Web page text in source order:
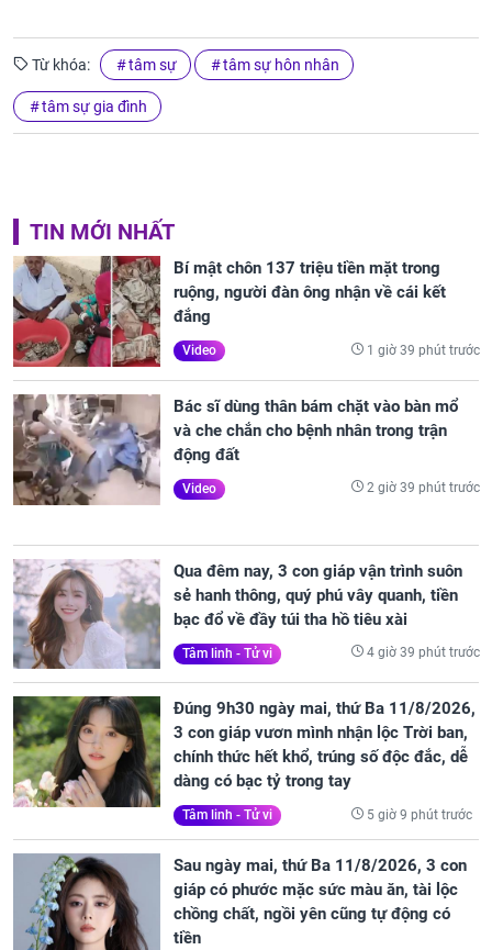
Từ khóa: tâm sự tâm sự hôn nhân
tâm sự gia đình
TIN MỚI NHẤT
Bí mật chôn 137 triệu tiền mặt trong
ruộng, người đàn ông nhận về cái kết
đắng
Video 1 giờ 39 phút trước
Bác sĩ dùng thân bám chặt vào bàn mổ
và che chắn cho bệnh nhân trong trận
động đất
Video 2 giờ 39 phút trước
Qua đêm nay, 3 con giáp vận trình suôn
sẻ hanh thông, quý phú vây quanh, tiền
bạc đổ về đầy túi tha hồ tiêu xài
Tâm linh - Tử vi 4 giờ 39 phút trước
Đúng 9h30 ngày mai, thứ Ba 11/8/2026,
3 con giáp vươn mình nhận lộc Trời ban,
chính thức hết khổ, trúng số độc đắc, dễ
dàng có bạc tỷ trong tay
Tâm linh - Tử vi 5 giờ 9 phút trước
Sau ngày mai, thứ Ba 11/8/2026, 3 con
giáp có phước mặc sức màu ăn, tài lộc
chồng chất, ngồi yên cũng tự động có
tiền